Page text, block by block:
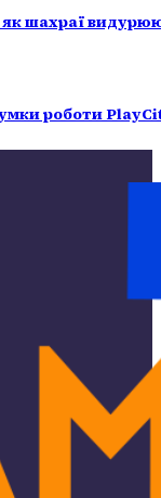
шахраї
роботи